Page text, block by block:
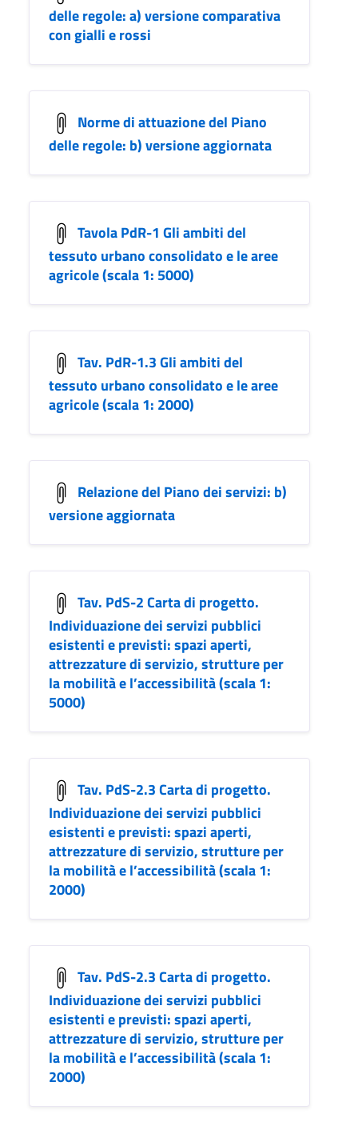
delle regole: a) versione comparativa
con gialli e rossi
Norme di attuazione del Piano
delle regole: b) versione aggiornata
Tavola PdR-1 Gli ambiti del
tessuto urbano consolidato e le aree
agricole (scala 1: 5000)
Tav. PdR-1.3 Gli ambiti del
tessuto urbano consolidato e le aree
agricole (scala 1: 2000)
Relazione del Piano dei servizi: b)
versione aggiornata
Tav. PdS-2 Carta di progetto.
Individuazione dei servizi pubblici
esistenti e previsti: spazi aperti,
attrezzature di servizio, strutture per
la mobilità e l’accessibilità (scala 1:
5000)
Tav. PdS-2.3 Carta di progetto.
Individuazione dei servizi pubblici
esistenti e previsti: spazi aperti,
attrezzature di servizio, strutture per
la mobilità e l’accessibilità (scala 1:
2000)
Tav. PdS-2.3 Carta di progetto.
Individuazione dei servizi pubblici
esistenti e previsti: spazi aperti,
attrezzature di servizio, strutture per
la mobilità e l’accessibilità (scala 1:
2000)